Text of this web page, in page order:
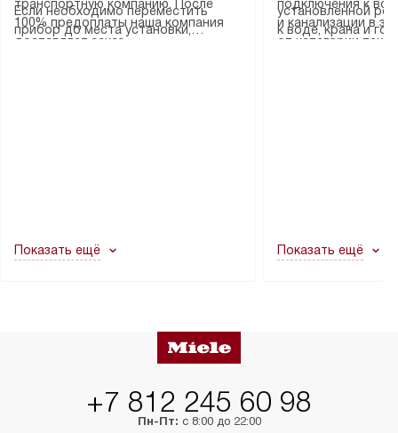
транспортную компанию. После
100% предоплаты наша компания
доставляет заказ
Если необходимо переместить
прибор до места установки,
в гарантийном ремонте в будущем.
Показать ещё
подключения к
и канализации в
от категории
установленной
к воде, крана и
не включаются:
Показать ещё
+7 812 245 60 98
Пн-Пт: с 8:00 до 22:00